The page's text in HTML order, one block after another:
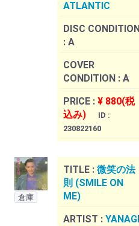
ATLANTIC
DISC CONDITION
: A
COVER
CONDITION : A
PRICE : ¥ 880(税
込み)
ID :
230822160
倉庫
TITLE : 微笑の法
則 (SMILE ON
ME)
ARTIST : YANAGI